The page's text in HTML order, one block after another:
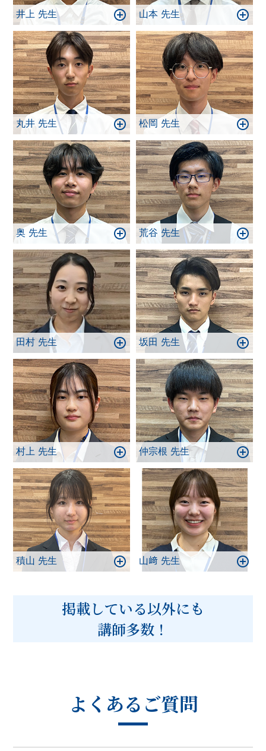
井上 先生 山本 先生
丸井 先生 松岡 先生
奥 先生 荒谷 先生
田村 先生 坂田 先生
村上 先生 仲宗根 先生
積山 先生 山﨑 先生
掲載している以外にも
講師多数！
よくあるご質問